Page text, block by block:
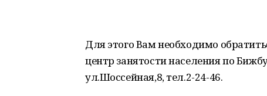
Для этого Вам необходимо
центр занятости населения по
ул.Шоссейная,8, тел.2-24-46.